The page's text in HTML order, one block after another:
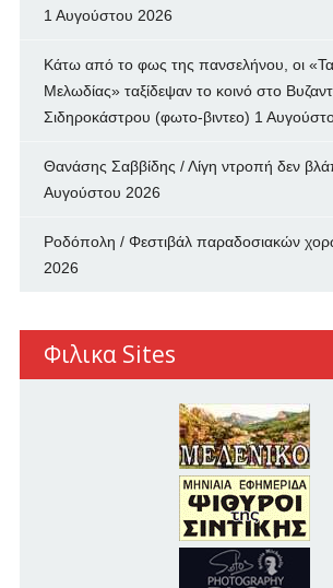
1 Αυγούστου 2026
Κάτω από το φως της πανσελήνου, οι
Μελωδίας» ταξίδεψαν το κοινό στο
Σιδηροκάστρου (φωτο-βιντεο) 1
Θανάσης Σαββίδης / Λίγη ντροπή δεν
Αυγούστου 2026
Ροδόπολη / Φεστιβάλ παραδοσιακών
2026
Φιλικα Sites